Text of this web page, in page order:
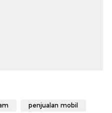
penjualan mobil